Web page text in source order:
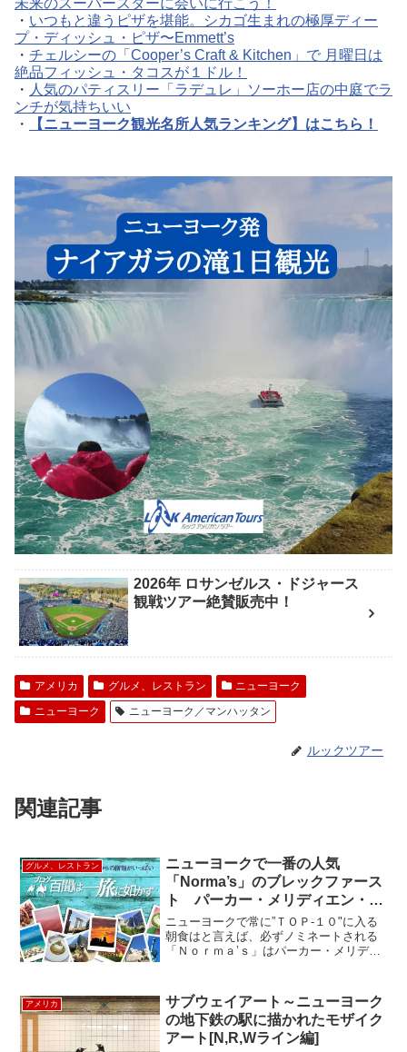
未来のスーパースターに会いに行こう！
・ いつもと違うピザを堪能。シカゴ生まれの極厚ディー
プ・ディッシュ・ピザ〜Emmett’s
・ チェルシーの「Cooper’s Craft & Kitchen」で 月曜日は
絶品フィッシュ・タコスが１ドル！
・ 人気のパティスリー「ラデュレ」ソーホー店の中庭でラ
ンチが気持ちいい
・
【ニューヨーク観光名所人気ランキング】はこちら！
2026年 ロサンゼルス・ドジャース
観戦ツアー絶賛販売中！
アメリカ グルメ、レストラン
ニューヨーク
ニューヨーク
ニューヨーク／マンハッタン
ルックツアー
関連記事
グルメ、レストラン
ニューヨークで一番の人気
「Norma’s」のブレックファース
ト パーカー・メリディエン・ホ
テルのレストラン
ニューヨークで常に”ＴＯＰ-１０"に入る
朝食はと言えば、必ずノミネートされる
「Ｎｏｒｍａ’ｓ」はパーカー・メリディ
よって予約が取れにくい事ですが、予約
は"www.nor...
アメリカ
サブウェイアート～ニューヨーク
の地下鉄の駅に描かれたモザイク
アート[N,R,Wライン編]